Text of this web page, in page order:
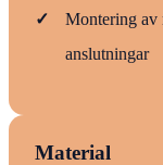
✓
Montering av
anslutningar
Material